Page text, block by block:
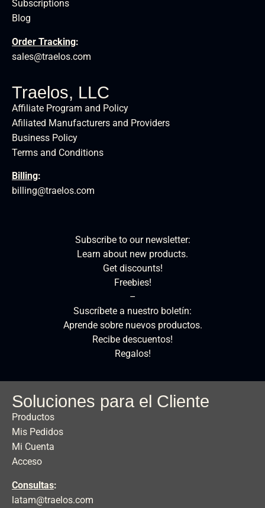
Subscriptions
Blog
Order Tracking:
sales@traelos.com
Traelos, LLC
Affiliate Program and Policy
Afiliated Manufacturers and Providers
Business Policy
Terms and Conditions
Billing:
billing@traelos.com
Subscribe to our newsletter:
Learn about new products.
Get discounts!
Freebies!
–
Suscríbete a nuestro boletín:
Aprende sobre nuevos productos.
Recibe descuentos!
Regalos!
Soluciones para el Cliente
Productos
Mis Pedidos
Mi Cuenta
Acceso
Consultas:
latam@traelos.com